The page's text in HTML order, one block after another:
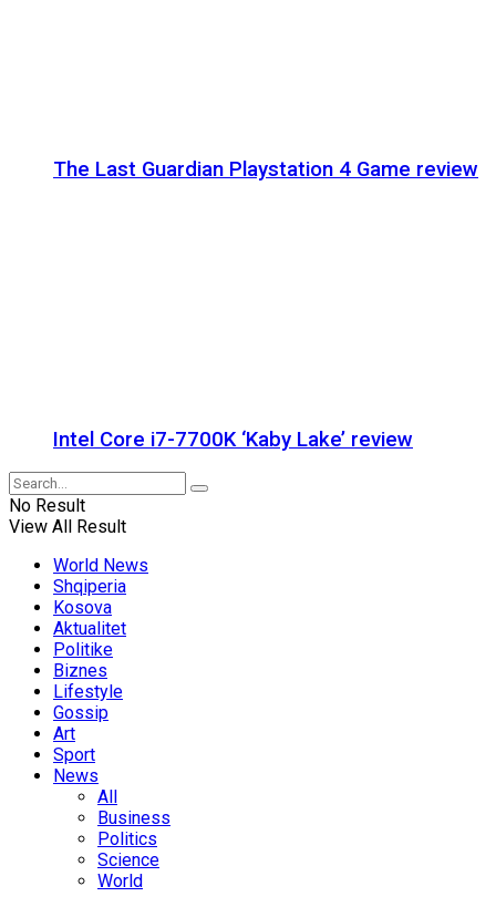
The Last Guardian Playstation 4 Game review
Intel Core i7-7700K ‘Kaby Lake’ review
No Result
View All Result
World News
Shqiperia
Kosova
Aktualitet
Politike
Biznes
Lifestyle
Gossip
Art
Sport
News
All
Business
Politics
Science
World